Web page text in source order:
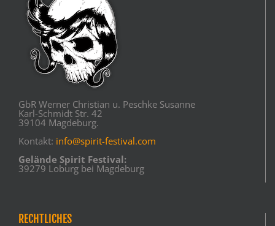
GbR Werner Christian u. Peschke Susanne
Karl-Schmidt Str. 42
39104 Magdeburg.
Kontakt: info@spirit-festival.com
Gelände Spirit Festival:
39279 Loburg bei Magdeburg
RECHTLICHES